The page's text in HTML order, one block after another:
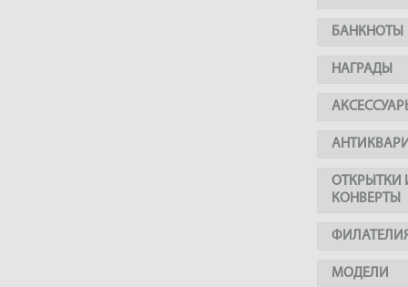
БАНКНОТЫ
НАГРАДЫ
ОТКРЫТКИ
КОНВЕРТЫ
МОДЕЛИ